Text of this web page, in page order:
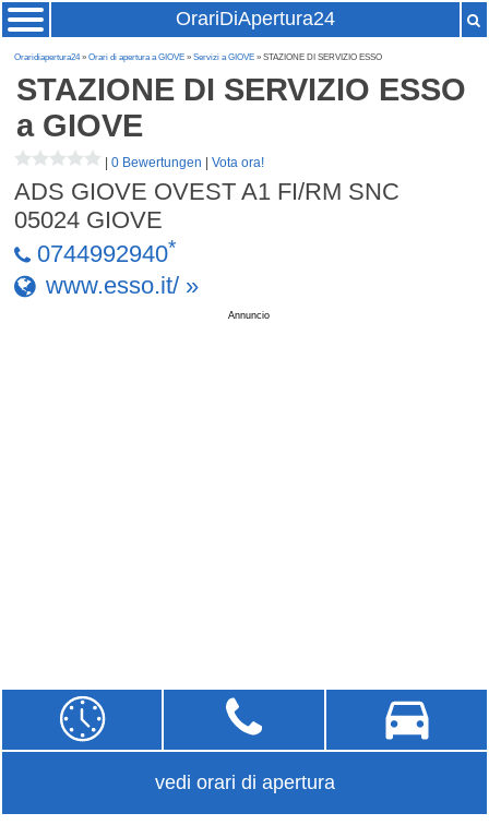
OrariDiApertura24
Oraridiapertura24»Orari di apertura a GIOVE »Servizi a GIOVE » STAZIONE DI SERVIZIO ESSO
STAZIONE DI SERVIZIO ESSO
a GIOVE
|0 Bewertungen |Vota ora!
ADS GIOVE OVEST A1 FI/RM SNC
05024 GIOVE
0744992940*
www.esso.it/ »
Annuncio
vedi orari di apertura